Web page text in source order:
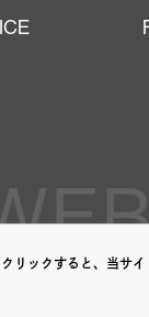
リックすると、当サ